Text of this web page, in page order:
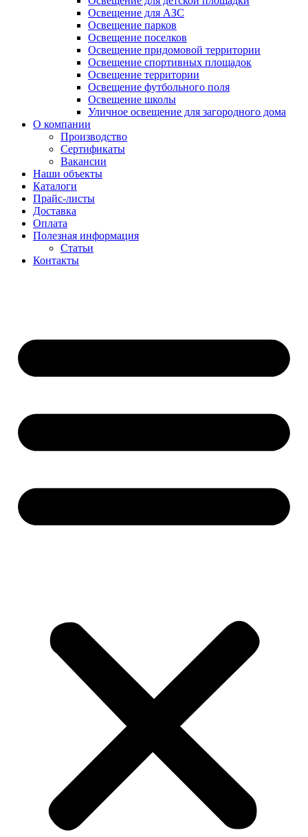
Освещение для АЗС
Освещение парков
Освещение поселков
Освещение придомовой территории
Освещение спортивных площадок
Освещение территории
Освещение футбольного поля
Освещение школы
Уличное освещение для загородного дома
О компании
Производство
Сертификаты
Вакансии
Наши объекты
Каталоги
Прайс-листы
Доставка
Оплата
Полезная информация
Статьи
Контакты